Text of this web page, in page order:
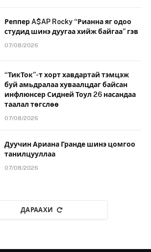
Реппер A$AP Rocky “Рианна яг одоо
студид шинэ дуугаа хийж байгаа” гэв
07/08/2026
“ТикТок”-т хорт хавдартай тэмцэж
буй амьдралаа хуваалцдаг байсан
инфлюнсер Сидней Тоул 26 насандаа
таалал төгслөө
07/08/2026
Дуучин Ариана Гранде шинэ цомгоо
танилцууллаа
07/08/2026
ДАРААХИ